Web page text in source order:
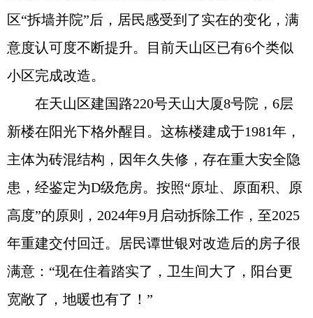
区“拆墙并院”后，居民感受到了实在的变化，满
意度认可度不断提升。目前天山区已有6个类似
小区完成改造。
在天山区建国路220号天山大厦8号院，6层
新楼在阳光下格外醒目。这栋楼建成于1981年，
主体为砖混结构，因年久失修，存在重大安全隐
患，经鉴定为D级危房。按照“原址、原面积、原
高度”的原则，2024年9月启动拆除工作，至2025
年重建交付回迁。居民谭世银对改造后的房子很
满意：“现在住着踏实了，卫生间大了，阳台更
宽敞了，地暖也有了！”